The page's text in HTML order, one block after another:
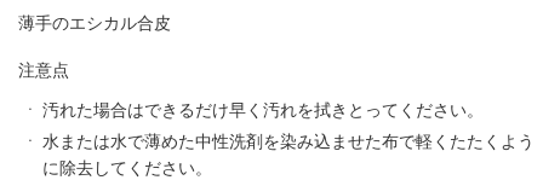
薄手のエシカル合皮
注意点
汚れた場合はできるだけ早く汚れを拭きとってください。
水または水で薄めた中性洗剤を染み込ませた布で軽くたたくよう
に除去してください。